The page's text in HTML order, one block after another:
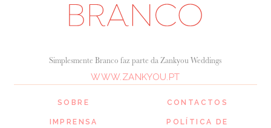
SOBRE
IMPRENSA
Simplesmente Branco faz parte da Zankyou Weddings
WWW.ZANKYOU.PT
CONTACTOS
POLÍTICA DE